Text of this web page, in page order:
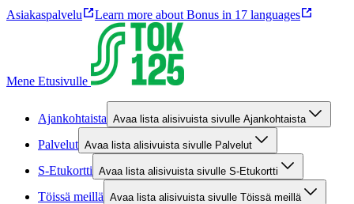
Asiakaspalvelu Learn more about Bonus in 17 languages
Mene Etusivulle
Ajankohtaista Avaa lista alisivuista sivulle Ajankohtaista
Palvelut Avaa lista alisivuista sivulle Palvelut
S-Etukortti Avaa lista alisivuista sivulle S-Etukortti
Töissä meillä Avaa lista alisivuista sivulle Töissä meillä